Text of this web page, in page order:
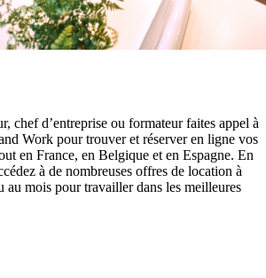
chef d’entreprise ou formateur faites appel à
Work pour trouver et réserver en ligne vos
en France, en Belgique et en Espagne. En
à de nombreuses offres de location à
au mois pour travailler dans les meilleures